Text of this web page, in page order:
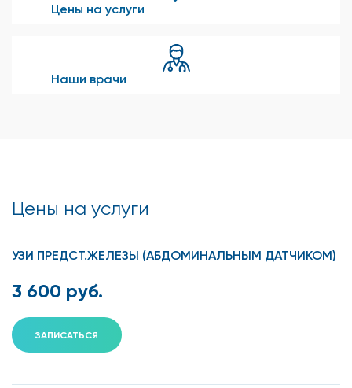
Цены на услуги
Наши врачи
Цены на услуги
УЗИ ПРЕДСТ.ЖЕЛЕЗЫ (АБДОМИНАЛЬНЫМ ДАТЧИКОМ)
3 600 руб.
ЗАПИСАТЬСЯ